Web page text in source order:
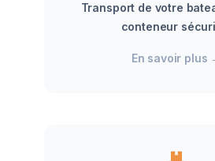
Transport de votre
conteneur
En savoir plus